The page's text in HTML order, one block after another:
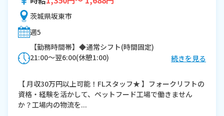
茨城県坂東市
週5
【勤務時間帯】◆通常シフト(時間固定)
21:00〜翌6:00(休憩1:00)
※残業：40時間程度/月
続きを見る
【 月収30万円以上可能！FLスタッフ★ 】フォークリフトの
資格・経験を活かして、ペットフード工場で働きません
か？工場内の物流を...